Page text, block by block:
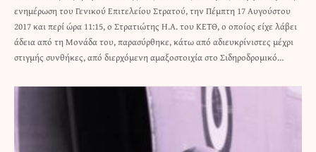
ενημέρωση του Γενικού Επιτελείου Στρατού, την Πέμπτη 17 Αυγούστου
2017 και περί ώρα 11:15, ο Στρατιώτης Η.Α. του ΚΕΤΘ, ο οποίος είχε λάβει
άδεια από τη Μονάδα του, παρασύρθηκε, κάτω από αδιευκρίνιστες μέχρι
στιγμής συνθήκες, από διερχόμενη αμαξοστοιχία στο Σιδηροδρομικό…